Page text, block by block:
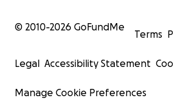
© 2010-2026 GoFundMe
Terms
Legal Accessibility Statement
Manage Cookie Preferences